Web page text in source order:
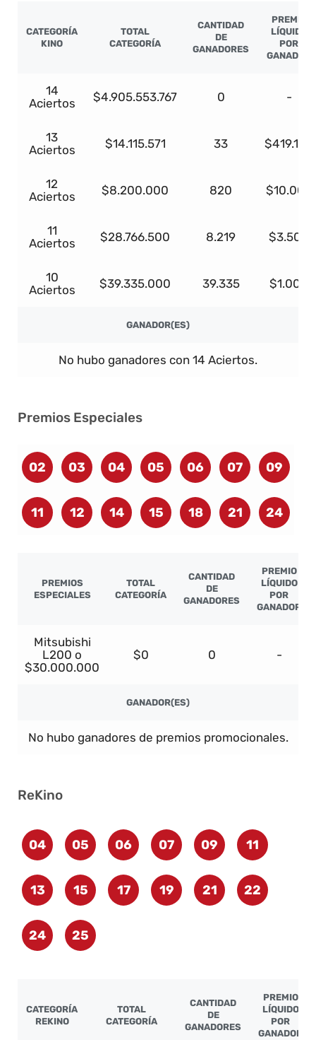
CATEGORÍA
KINO
TOTAL
CATEGORÍA
CANTIDAD
DE
GANADORES
PREMIO
LÍQUIDO
POR
GANADOR
14
Aciertos
$4.905.553.767 0 -
13
Aciertos
$14.115.571 33 $419.190
12
Aciertos
$8.200.000 820 $10.000
11
Aciertos
$28.766.500 8.219 $3.500
10
Aciertos
$39.335.000 39.335 $1.000
GANADOR(ES)
No hubo ganadores con 14 Aciertos.
Premios Especiales
02 03 04 05 06 07 09
11 12 14 15 18 21 24
PREMIOS
ESPECIALES
TOTAL
CATEGORÍA
CANTIDAD
DE
GANADORES
PREMIO
LÍQUIDO
POR
GANADOR
Mitsubishi
L200 o
$30.000.000
$0 0 -
GANADOR(ES)
No hubo ganadores de premios promocionales.
ReKino
04 05 06 07 09 11
13 15 17 19 21 22
24 25
CATEGORÍA
REKINO
TOTAL
CATEGORÍA
CANTIDAD
DE
GANADORES
PREMIO
LÍQUIDO
POR
GANADOR